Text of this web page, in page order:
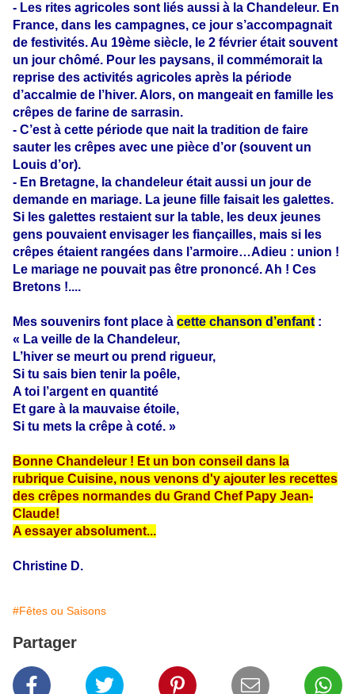
- Les rites agricoles sont liés aussi à la Chandeleur. En
France, dans les campagnes, ce jour s’accompagnait
de festivités. Au 19ème siècle, le 2 février était souvent
un jour chômé. Pour les paysans, il commémorait la
reprise des activités agricoles après la période
d’accalmie de l’hiver. Alors, on mangeait en famille les
crêpes de farine de sarrasin.
- C’est à cette période que nait la tradition de faire
sauter les crêpes avec une pièce d’or (souvent un
Louis d’or).
- En Bretagne, la chandeleur était aussi un jour de
demande en mariage. La jeune fille faisait les galettes.
Si les galettes restaient sur la table, les deux jeunes
gens pouvaient envisager les fiançailles, mais si les
crêpes étaient rangées dans l’armoire…Adieu : union !
Le mariage ne pouvait pas être prononcé. Ah ! Ces
Bretons !....
Mes souvenirs font place à cette chanson d’enfant :
« La veille de la Chandeleur,
L’hiver se meurt ou prend rigueur,
Si tu sais bien tenir la poêle,
A toi l’argent en quantité
Et gare à la mauvaise étoile,
Si tu mets la crêpe à coté. »
Bonne Chandeleur ! Et un bon conseil dans la
rubrique Cuisine, nous venons d'y ajouter les recettes
des crêpes normandes du Grand Chef Papy Jean-
Claude!
A essayer absolument...
Christine D.
#Fêtes ou Saisons
Partager